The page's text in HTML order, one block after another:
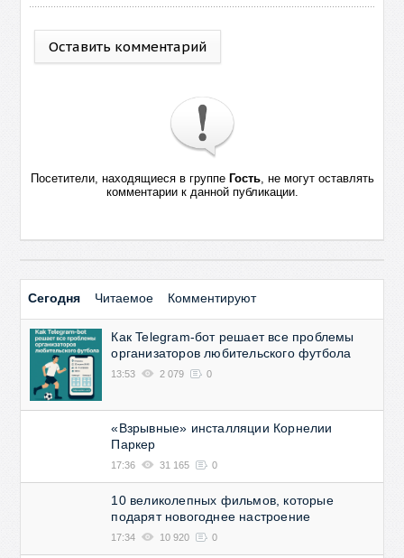
Оставить комментарий
Посетители, находящиеся в группе Гость, не могут оставлять
комментарии к данной публикации.
Сегодня Читаемое Комментируют
Как Telegram-бот решает все проблемы
организаторов любительского футбола
13:53 2 079 0
«Взрывные» инсталляции Корнелии
Паркер
17:36 31 165 0
10 великолепных фильмов, которые
подарят новогоднее настроение
17:34 10 920 0